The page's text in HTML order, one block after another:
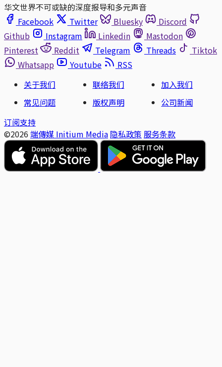
华文世界不可或缺的深度报导和多元声音
Facebook
Twitter Bluesky
Discord
Github
Instagram Linkedin
Mastodon
Pinterest
Reddit Telegram Threads
Tiktok
Whatsapp
Youtube
RSS
关于我们
联络我们
加入我们
常见问题
版权声明
公司新闻
订阅支持
©2026 端傳媒 Initium Media 隐私政策 服务条款